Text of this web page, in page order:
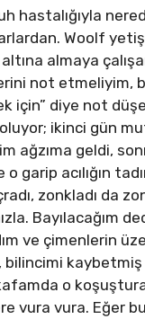
hastalığıyla
Woolf
almaya
not etmeliyim,
için” diye not
ikinci gün
ağzıma geldi,
garip acılığın
zonkladı da
Bayılacağım
ve çimenlerin
bilincimi
o
vura vura. Eğer